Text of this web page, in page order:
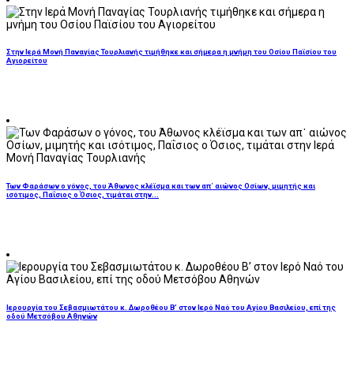
Στην Ιερά Μονή Παναγίας Τουρλιανής τιμήθηκε και σήμερα η μνήμη του Οσίου Παϊσίου του
Αγιορείτου
Των Φαράσων ο γόνος, του Άθωνος κλέϊσμα και των απ᾿ αιώνος Οσίων, μιμητής και
ισότιμος, Παΐσιος ο Όσιος, τιμάται στην...
Ιερουργία του Σεβασμιωτάτου κ. Δωροθέου Β’ στον Ιερό Ναό του Αγίου Βασιλείου, επί της
οδού Μετσόβου Αθηνών